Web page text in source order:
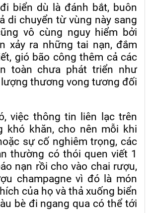
biển dù là đánh bắt, buôn
di chuyển từ vùng này sang
vô cùng nguy hiểm bởi
xảy ra những tai nạn, đắm
gió bão công thêm cả các
toàn chưa phát triển như
lượng thương vong tương đối
việc thông tin liên lạc trên
khó khăn, cho nên mỗi khi
sự cố nghiêm trọng, các
thường có thói quen viết 1
nạn rồi cho vào chai rượu,
champagne vì đó là món
của họ và thả xuống biển
bè đi ngang qua có thể tới